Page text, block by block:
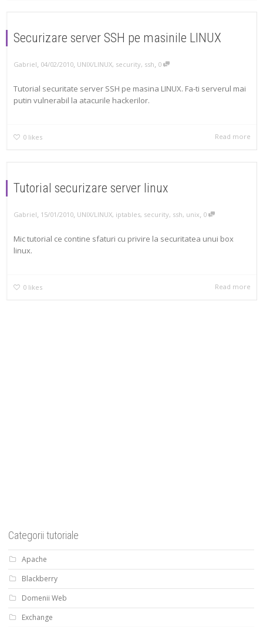
Securizare server SSH pe masinile LINUX
Gabriel, 04/02/2010, UNIX/LINUX, security, ssh, 0
Tutorial securitate server SSH pe masina LINUX. Fa-ti serverul mai
putin vulnerabil la atacurile hackerilor.
0 likes Read more
Tutorial securizare server linux
Gabriel, 15/01/2010, UNIX/LINUX, iptables, security, ssh, unix, 0
Mic tutorial ce contine sfaturi cu privire la securitatea unui box
linux.
0 likes Read more
Categorii tutoriale
Apache
Blackberry
Domenii Web
Exchange